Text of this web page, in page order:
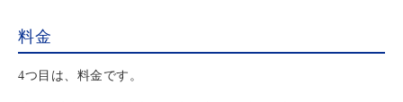
料金
4つ目は、料金です。